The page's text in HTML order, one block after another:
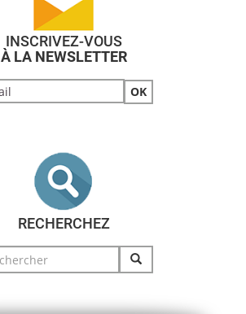
INSCRIVEZ-VOUS
À LA NEWSLETTER
RECHERCHEZ
Search
for: